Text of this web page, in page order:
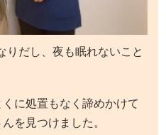
りだし、夜も眠れないこと
に処置もなく諦めかけて
を見つけました。